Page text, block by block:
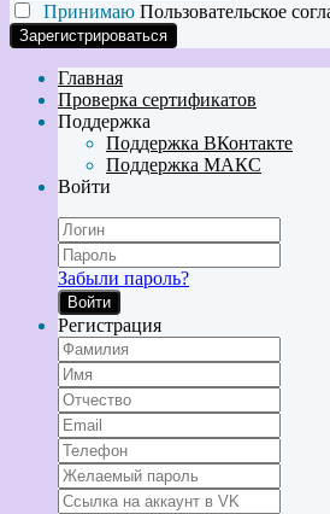
Принимаю Пользовательское
Главная
Проверка сертификатов
Поддержка
Поддержка ВКонтакте
Поддержка МАКС
Войти
Забыли пароль?
Войти
Регистрация